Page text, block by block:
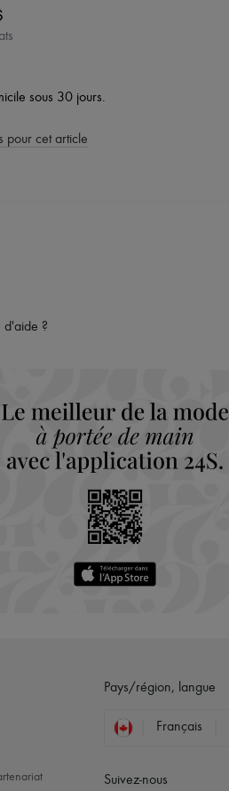
sous 30 jours.
pour cet article
d'aide ?
Pays/région, langue
Français
Suivez-nous